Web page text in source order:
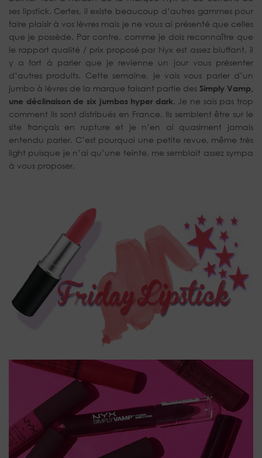
ses lipstick. Certes, il existe beaucoup d’autres gammes pour
faire plaisir à vos lèvres mais je ne vous ai présenté que celles
que je possède. Par contre, comme je dois reconnaître que
le rapport qualité / prix proposé par Nyx est assez bluffant, il
y a fort à parier que je revienne un jour vous présenter
d’autres produits. Cette semaine, je vais vous parler d’un
jumbo à lèvres de la marque faisant partie des Simply Vamp,
une déclinaison de six jumbos hyper dark. Je ne sais pas trop
comment ils sont distribués en France. Ils semblent être sur le
site français en rupture et je n’en ai quasiment jamais
entendu parler. C’est pourquoi une petite revue, même très
light puisque je n’ai qu’une teinte, me semblait assez sympa
à vous proposer.